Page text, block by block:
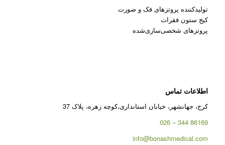
تولیدکننده پروتزهای فک و صورت
کیج ستون فقرات
پروتزهای شخصی‌سازی‌شده
اطلاعات تماس
کرج، جهانشهر، خیابان استانداری،کوچه زهره، پلاک 37
86169 344 – 026
info@bonashmedical.com